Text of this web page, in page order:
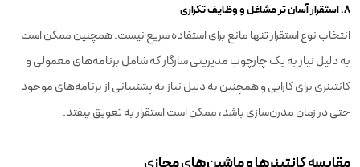
۸. استقرار آسان تر مشاغل و وظایف تکراری
انتخاب نوع استقرار تنها مانع برای استفاده سریع نیست. همچنین ممکن است
به دلیل نیاز به یک چارچوب مدیریتی سازگار که شامل برنامه‌های معمولی و
کانتینری برای کارایی و همچنین به دلیل نیاز به پشتیبانی از برنامه‌های موجود
حتی در زمان مدرن‌سازی باشد، ممکن است استقرار به تعویق بیفتد.